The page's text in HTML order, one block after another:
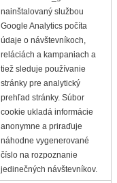
nainštalovaný službou
Google Analytics počíta
údaje o návštevníkoch,
reláciách a kampaniach a
tiež sleduje používanie
stránky pre analytický
prehľad stránky. Súbor
cookie ukladá informácie
anonymne a priraďuje
náhodne vygenerované
číslo na rozpoznanie
jedinečných návštevníkov.